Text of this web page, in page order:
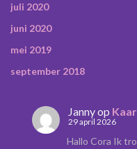
juli 2020
juni 2020
mei 2019
september 2018
Jannyop
29 april 2026
Hallo Cora Ik